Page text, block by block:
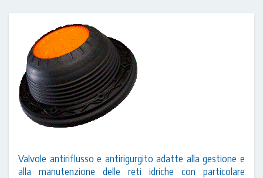
Valvole antiriflusso e antirigurgito adatte alla gestione e
alla manutenzione delle reti idriche con particolare